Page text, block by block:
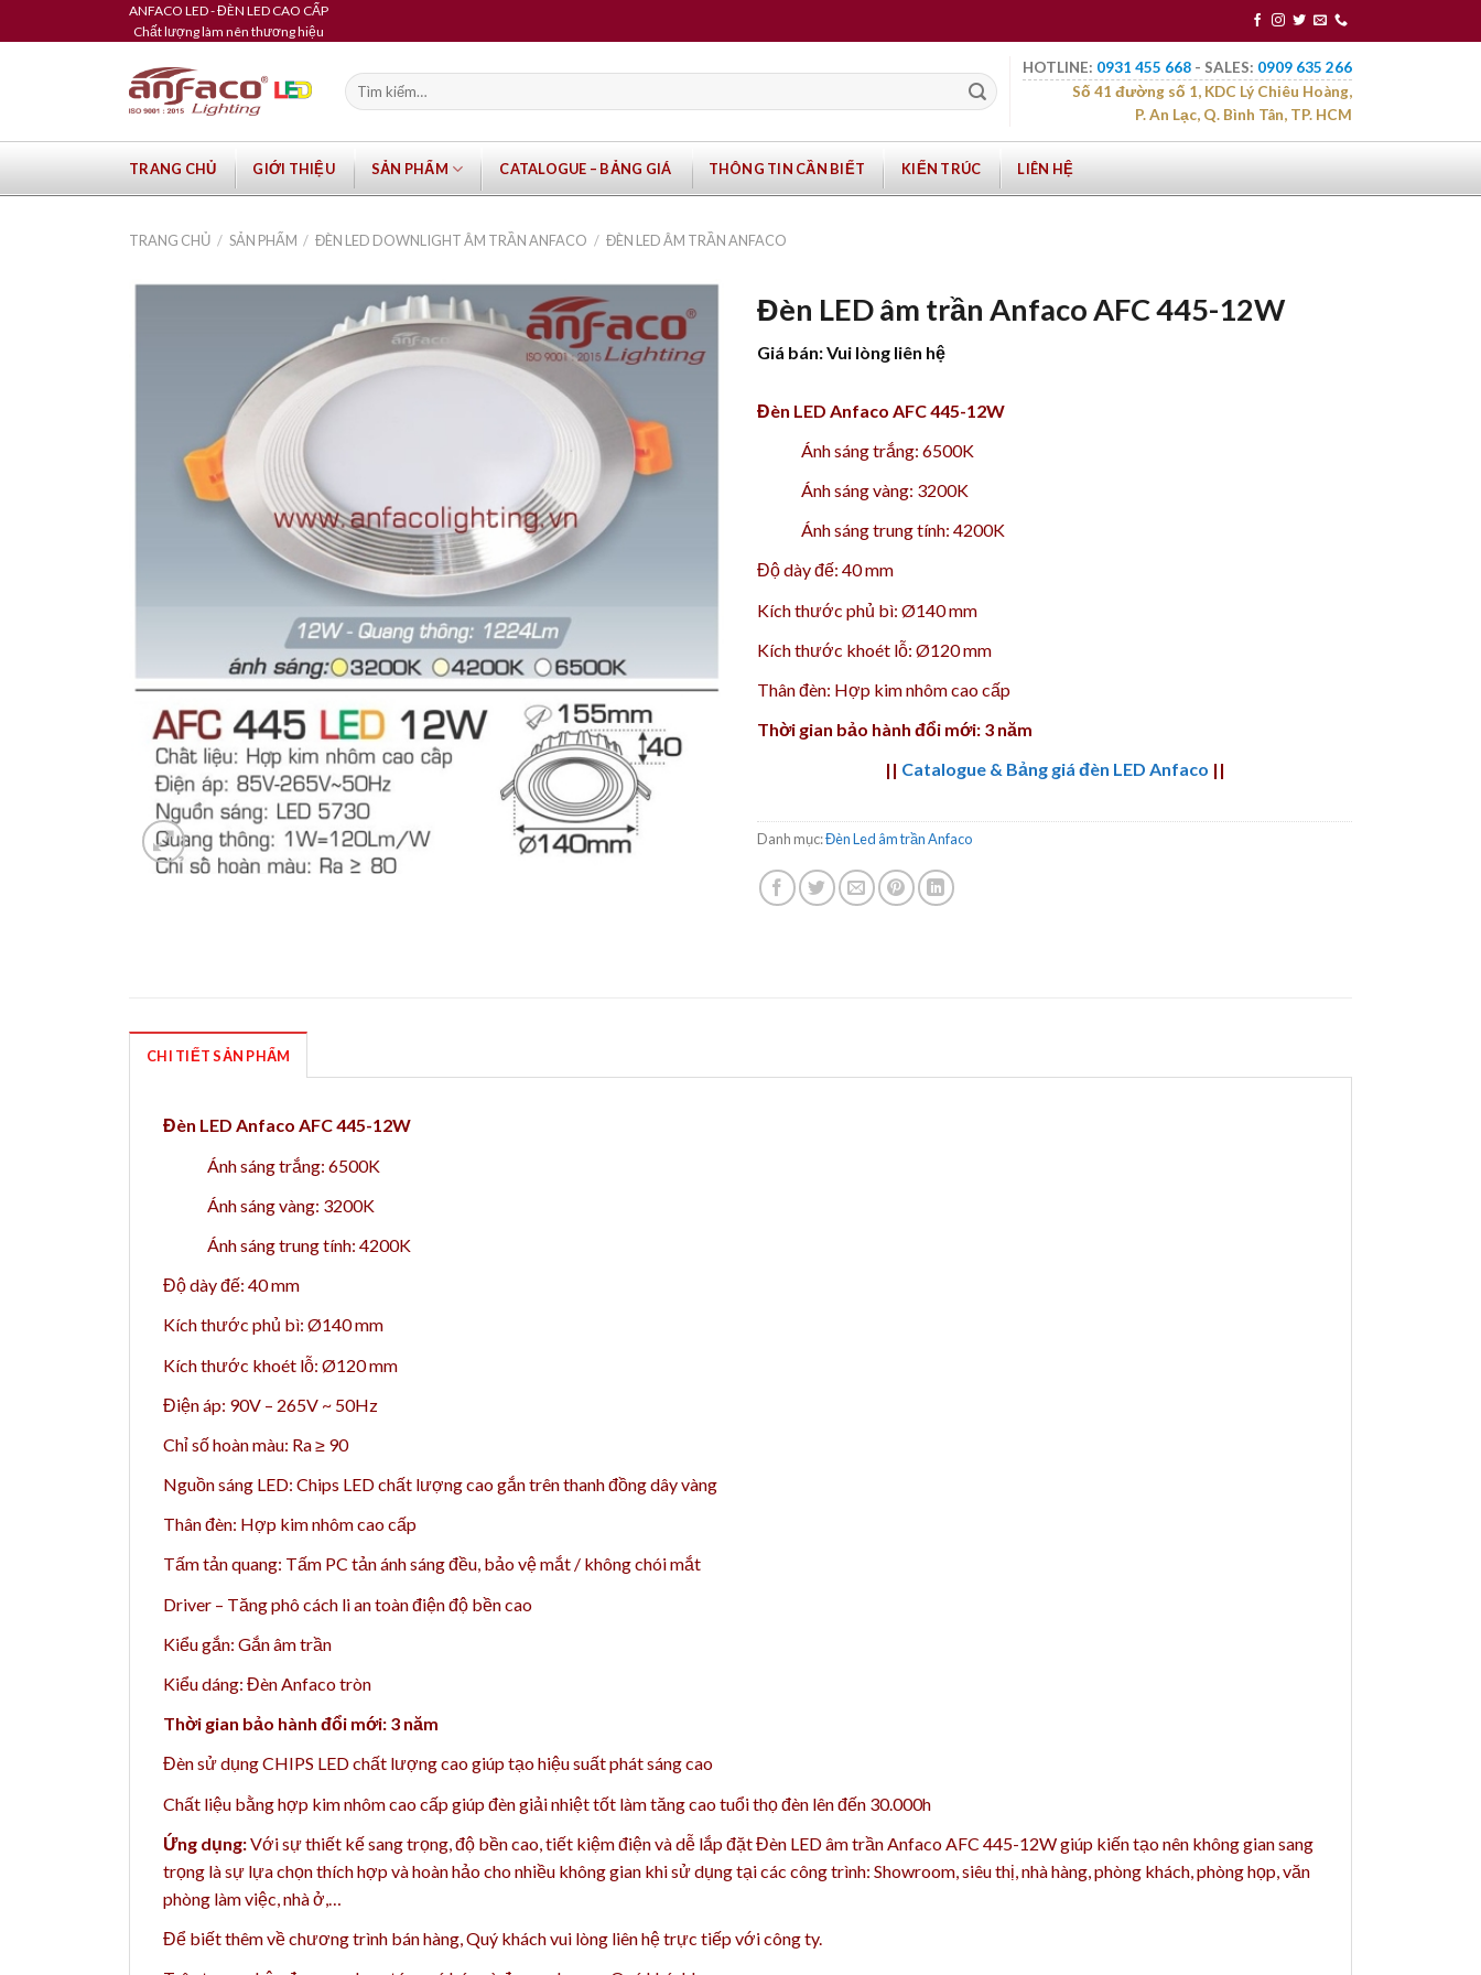
to
ANFACO LED - ĐÈN LED CAO CẤP
Chất lượng làm nên thương hiệu
Tìm
kiếm:
HOTLINE: 0931 455 668 - SALES: 0909 635 266
Số 41 đường số 1, KDC Lý Chiêu Hoàng,
P. An Lạc, Q. Bình Tân, TP. HCM
TRANG CHỦ GIỚI THIỆU SẢN PHẨM CATALOGUE – BẢNG GIÁ THÔNG TIN CẦN BIẾT KIẾN TRÚC LIÊN HỆ
TRANG CHỦ / SẢN PHẨM / ĐÈN LED DOWNLIGHT ÂM TRẦN ANFACO / ĐÈN LED ÂM TRẦN ANFACO
Đèn LED âm trần Anfaco AFC 445-12W
Giá bán: Vui lòng liên hệ
Đèn LED Anfaco AFC 445-12W
Ánh sáng trắng: 6500K
Ánh sáng vàng: 3200K
Ánh sáng trung tính: 4200K
Độ dày đế: 40 mm
Kích thước phủ bì: Ø140 mm
Kích thước khoét lỗ: Ø120 mm
Thân đèn: Hợp kim nhôm cao cấp
Thời gian bảo hành đổi mới: 3 năm
|| Catalogue & Bảng giá đèn LED Anfaco ||
Danh mục:Đèn Led âm trần Anfaco
CHI TIẾT SẢN PHẨM
Đèn LED Anfaco AFC 445-12W
Ánh sáng trắng: 6500K
Ánh sáng vàng: 3200K
Ánh sáng trung tính: 4200K
Độ dày đế: 40 mm
Kích thước phủ bì: Ø140 mm
Kích thước khoét lỗ: Ø120 mm
Điện áp: 90V – 265V ~ 50Hz
Chỉ số hoàn màu: Ra ≥ 90
Nguồn sáng LED: Chips LED chất lượng cao gắn trên thanh đồng dây vàng
Thân đèn: Hợp kim nhôm cao cấp
Tấm tản quang: Tấm PC tản ánh sáng đều, bảo vệ mắt / không chói mắt
Driver – Tăng phô cách li an toàn điện độ bền cao
Kiểu gắn: Gắn âm trần
Kiểu dáng: Đèn Anfaco tròn
Thời gian bảo hành đổi mới: 3 năm
Đèn sử dụng CHIPS LED chất lượng cao giúp tạo hiệu suất phát sáng cao
Chất liệu bằng hợp kim nhôm cao cấp giúp đèn giải nhiệt tốt làm tăng cao tuổi thọ đèn lên đến 30.000h
Ứng dụng:Với sự thiết kế sang trọng, độ bền cao, tiết kiệm điện và dễ lắp đặt Đèn LED âm trần Anfaco AFC 445-12W giúp kiến tạo nên không gian sang
trọng là sự lựa chọn thích hợp và hoàn hảocho nhiều không gian khi sử dụng tại các công trình: Showroom, siêu thị, nhà hàng, phòng khách, phòng họp, văn
phòng làm việc, nhà ở,…
Để biết thêm về chương trình bán hàng,Quý khách vui lòng liên hệ trực tiếp với công ty.